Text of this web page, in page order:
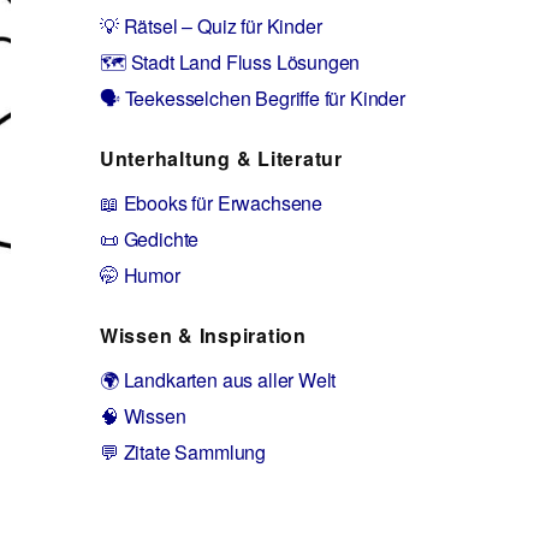
💡 Rätsel – Quiz für Kinder
🗺️ Stadt Land Fluss Lösungen
🗣️ Teekesselchen Begriffe für Kinder
Unterhaltung & Literatur
📖 Ebooks für Erwachsene
📜 Gedichte
🤭 Humor
Wissen & Inspiration
🌍 Landkarten aus aller Welt
🧠 Wissen
💬 Zitate Sammlung